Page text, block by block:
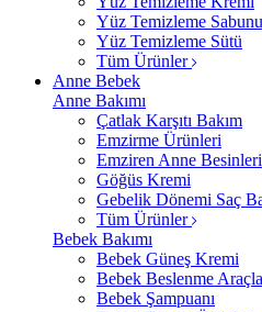
Yüz Temizleme Sabunu
Yüz Temizleme Sütü
Tüm Ürünler
Anne Bebek
Anne Bakımı
Çatlak Karşıtı Bakım
Emzirme Ürünleri
Emziren Anne Besinleri
Göğüs Kremi
Gebelik Dönemi Saç
Tüm Ürünler
Bebek Bakımı
Bebek Güneş Kremi
Bebek Beslenme
Bebek Şampuanı